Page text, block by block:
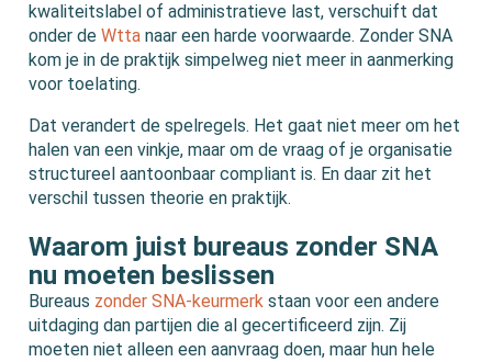
kwaliteitslabel of administratieve last, verschuift dat
onder deWtta naar een harde voorwaarde. Zonder SNA
kom je in de praktijk simpelweg niet meer in aanmerking
voor toelating.
Dat verandert de spelregels. Het gaat niet meer om het
halen van een vinkje, maar om de vraag of je organisatie
structureel aantoonbaar compliant is. En daar zit het
verschil tussen theorie en praktijk.
Waarom juist bureaus zonder SNA
nu moeten beslissen
Bureaus zonder SNA-keurmerk staan voor een andere
uitdaging dan partijen die al gecertificeerd zijn. Zij
moeten niet alleen een aanvraag doen, maar hun hele